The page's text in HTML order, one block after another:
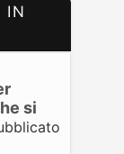
IN
si